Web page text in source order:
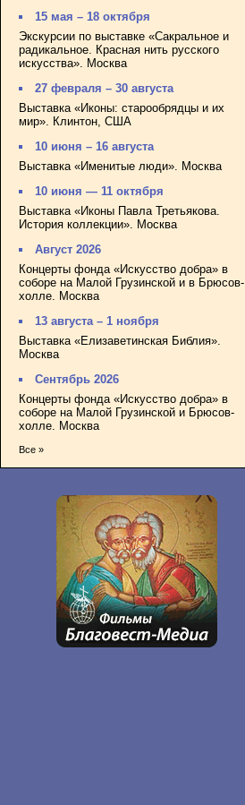
15 мая – 18 октября
Экскурсии по выставке «Сакральное и
радикальное. Красная нить русского
искусства». Москва
27 февраля – 30 августа
Выставка «Иконы: старообрядцы и их
мир». Клинтон, США
10 июня – 16 августа
Выставка «Именитые люди». Москва
10 июня — 11 октября
Выставка «Иконы Павла Третьякова.
История коллекции». Москва
Август 2026
Концерты фонда «Искусство добра» в
соборе на Малой Грузинской и в Брюсов-
холле. Москва
13 августа – 1 ноября
Выставка «Елизаветинская Библия».
Москва
Сентябрь 2026
Концерты фонда «Искусство добра» в
соборе на Малой Грузинской и Брюсов-
холле. Москва
Все »